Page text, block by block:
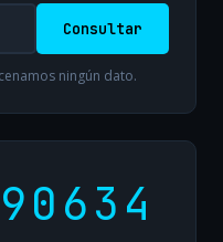
Consultar
ningún dato.